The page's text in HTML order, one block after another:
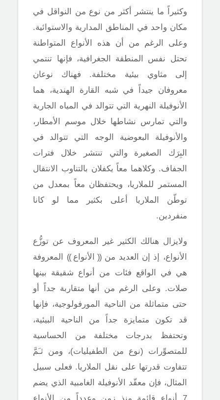
وكثيراً ما ينتشر أكثر من نوع من النواقل في
مكان واحد في المناطق المدارية والاستوائية.
وعلى الرغم من أن هذه الأنواع المتواطنة
تحتل نفس المنطقة الجغرافية، فإنها تنتمي
إلى مثاوي بيئية مختلفة. فهناك نوعان
معروفان جيداً في شبه القارة الهندية، هما
الأنوفيلة النهرية التي تتوالد في المياه الجارية
والتي تمارس نشاطها خلال موسم الأمطار،
والأنوفيلة البعوضية الوجه التي تتوالد في
البِرَك الصغيرة والتي تنتشر خلال فترات
الجفاف. وكلاهما معاً يكفلان بالتناوب الانتقال
المستمر للملاريا، ويحتفظان معاً بمعدل من
توطّن الملاريا أعلى بكثير مما لو كانا
منفردين.
ولايزال هنالك الكثير غير المعروف عن توزُّع
الأنواع، إذ إن العديد من(( الأنواع )) المعروفة
هي في الواقع فئات من أنواع شقيقة بينها
صلات. وعلى الرغم من أنها متقاربة جداً أو
حتى متماثلة من الناحية المورفولوجية، فإنها
قد تكون متمايزة جداً من الناحية البيئية،
وتحتفظ بدرجات مختلفة من الحساسية
للمتصوِّرات (نوع من الطفيليات)، ومن ثـَمَّ
تتفاوت قدرتها على نقل الملاريا. فعلى سبيل
المثال، فإن معقّد الأنوفيلة الغامبية الذي يضم
7 أنواع قائمة منذ زمن وعدداً من الأنواع